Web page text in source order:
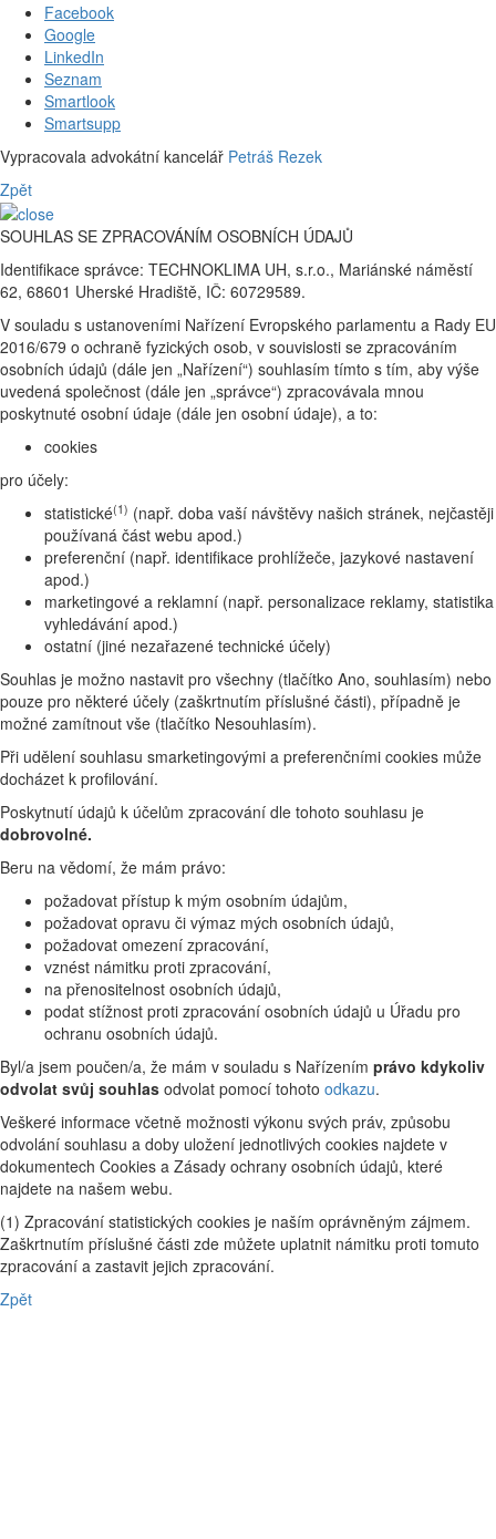
Facebook
Google
LinkedIn
Seznam
Smartlook
Smartsupp
Vypracovala advokátní kancelář Petráš Rezek
Zpět
SOUHLAS SE ZPRACOVÁNÍM OSOBNÍCH ÚDAJŮ
Identifikace správce: TECHNOKLIMA UH, s.r.o., Mariánské náměstí
62, 68601 Uherské Hradiště, IČ: 60729589.
V souladu s ustanoveními Nařízení Evropského parlamentu a Rady EU
2016/679 o ochraně fyzických osob, v souvislosti se zpracováním
osobních údajů (dále jen „Nařízení“) souhlasím tímto s tím, aby výše
uvedená společnost (dále jen „správce“) zpracovávala mnou
poskytnuté osobní údaje (dále jen osobní údaje), a to:
cookies
pro účely:
statistické(1) (např. doba vaší návštěvy našich stránek, nejčastěji
používaná část webu apod.)
preferenční (např. identifikace prohlížeče, jazykové nastavení
apod.)
marketingové a reklamní (např. personalizace reklamy, statistika
vyhledávání apod.)
ostatní (jiné nezařazené technické účely)
Souhlas je možno nastavit pro všechny (tlačítko Ano, souhlasím) nebo
pouze pro některé účely (zaškrtnutím příslušné části), případně je
možné zamítnout vše (tlačítko Nesouhlasím).
Při udělení souhlasu smarketingovými a preferenčními cookies může
docházet k profilování.
Poskytnutí údajů k účelům zpracování dle tohoto souhlasu je
dobrovolné.
Beru na vědomí, že mám právo:
požadovat přístup k mým osobním údajům,
požadovat opravu či výmaz mých osobních údajů,
požadovat omezení zpracování,
vznést námitku proti zpracování,
na přenositelnost osobních údajů,
podat stížnost proti zpracování osobních údajů u Úřadu pro
ochranu osobních údajů.
Byl/a jsem poučen/a, že mám v souladu s Nařízením právo kdykoliv
odvolat svůj souhlas odvolat pomocí tohoto odkazu.
Veškeré informace včetně možnosti výkonu svých práv, způsobu
odvolání souhlasu a doby uložení jednotlivých cookies najdete v
dokumentech Cookies a Zásady ochrany osobních údajů, které
najdete na našem webu.
(1) Zpracování statistických cookies je naším oprávněným zájmem.
Zaškrtnutím příslušné části zde můžete uplatnit námitku proti tomuto
zpracování a zastavit jejich zpracování.
Zpět